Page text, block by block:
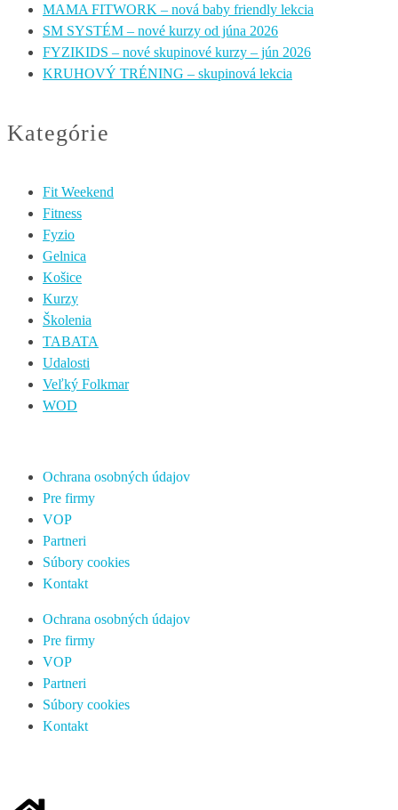
MAMA FITWORK – nová baby friendly lekcia
SM SYSTÉM – nové kurzy od júna 2026
FYZIKIDS – nové skupinové kurzy – jún 2026
KRUHOVÝ TRÉNING – skupinová lekcia
Kategórie
Fit Weekend
Fitness
Fyzio
Gelnica
Košice
Kurzy
Školenia
TABATA
Udalosti
Veľký Folkmar
WOD
Ochrana osobných údajov
Pre firmy
VOP
Partneri
Súbory cookies
Kontakt
Ochrana osobných údajov
Pre firmy
VOP
Partneri
Súbory cookies
Kontakt